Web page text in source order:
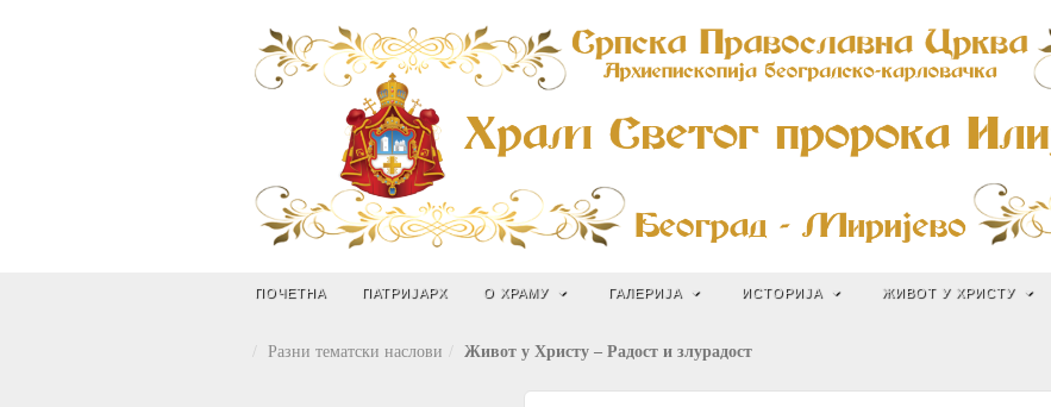
ПОЧЕТНА ПАТРИЈАРХ О ХРАМУ ГАЛЕРИЈА ИСТОРИЈА ЖИВОТ У ХРИСТУ
Разни тематски наслови Живот у Христу – Радост и злурадост